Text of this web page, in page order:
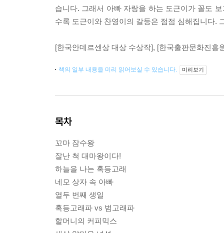
습니다. 그래서 아빠 자랑을 하는 도근이가 꼴도
수록 도근이와 찬영이의 갈등은 점점 심해집니다.
[한국안데르센상 대상 수상작], [한국출판문화진
책의 일부 내용을 미리 읽어보실 수 있습니다. 미리보기
목차
꼬마 잠수왕
잘난 척 대마왕이다!
하늘을 나는 혹등고래
네모 상자 속 아빠
열두 번째 생일
혹등고래파 vs 범고래파
할머니의 커피믹스